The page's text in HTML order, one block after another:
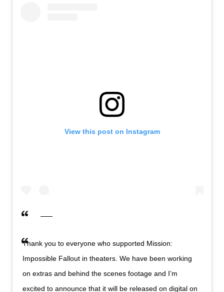
View this post on Instagram
Thank you to everyone who supported Mission:
Impossible Fallout in theaters. We have been working
on extras and behind the scenes footage and I’m
excited to announce that it will be released on digital on